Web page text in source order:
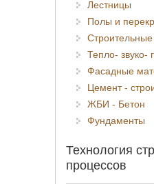
Лестницы
Полы и
Тепло- звуко-
Фасадные
Цемент -
ЖБИ - Бетон
Фундаменты
Технология
процессов